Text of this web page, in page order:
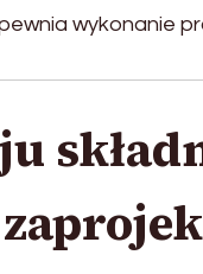
wykonanie